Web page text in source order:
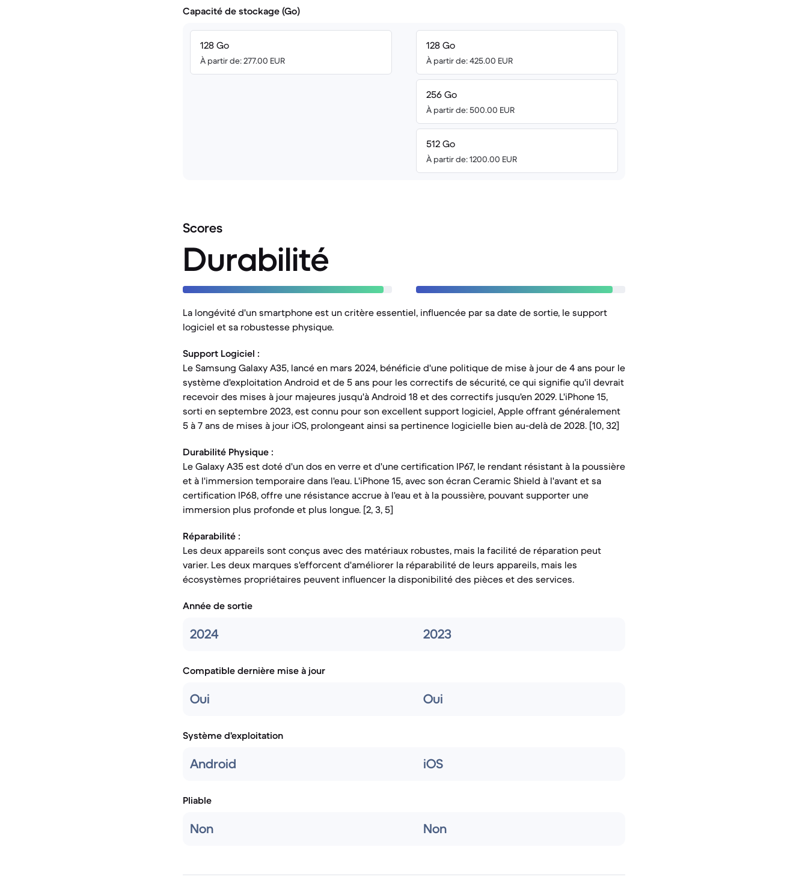
Capacité de stockage (Go)
128 Go
À partir de: 277.00 EUR
128 Go
À partir de: 425.00 EUR
256 Go
À partir de: 500.00 EUR
512 Go
À partir de: 1200.00 EUR
Scores
Durabilité
La longévité d'un smartphone est un critère essentiel, influencée par sa date de sortie, le support
logiciel et sa robustesse physique.
Support Logiciel :
Le Samsung Galaxy A35, lancé en mars 2024, bénéficie d'une politique de mise à jour de 4 ans pour le
système d'exploitation Android et de 5 ans pour les correctifs de sécurité, ce qui signifie qu'il devrait
recevoir des mises à jour majeures jusqu'à Android 18 et des correctifs jusqu'en 2029. L'iPhone 15,
sorti en septembre 2023, est connu pour son excellent support logiciel, Apple offrant généralement
5 à 7 ans de mises à jour iOS, prolongeant ainsi sa pertinence logicielle bien au-delà de 2028. [10, 32]
Durabilité Physique :
Le Galaxy A35 est doté d'un dos en verre et d'une certification IP67, le rendant résistant à la poussière
et à l'immersion temporaire dans l'eau. L'iPhone 15, avec son écran Ceramic Shield à l'avant et sa
certification IP68, offre une résistance accrue à l'eau et à la poussière, pouvant supporter une
immersion plus profonde et plus longue. [2, 3, 5]
Réparabilité :
Les deux appareils sont conçus avec des matériaux robustes, mais la facilité de réparation peut
varier. Les deux marques s'efforcent d'améliorer la réparabilité de leurs appareils, mais les
écosystèmes propriétaires peuvent influencer la disponibilité des pièces et des services.
Année de sortie
2024 2023
Compatible dernière mise à jour
Oui Oui
Système d'exploitation
Android iOS
Pliable
Non Non